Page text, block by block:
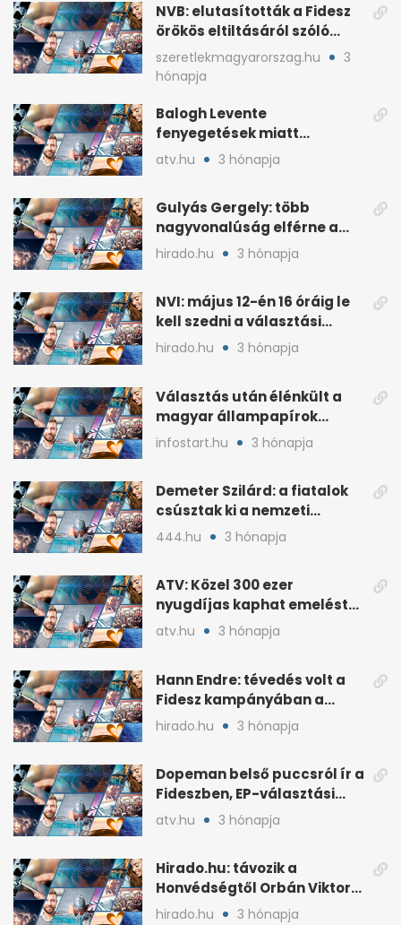
NVB: elutasították a Fidesz
örökös eltiltásáról szóló
népszavazást
szeretlekmagyarorszag.hu
3
hónapja
Balogh Levente
fenyegetések miatt
lemondta erdélyi előadás-
atv.hu 3 hónapja
Gulyás Gergely: több
nagyvonalúság elférne a
kétharmados győztesekben
hirado.hu 3 hónapja
NVI: május 12-én 16 óráig le
kell szedni a választási
plakátokat
hirado.hu 3 hónapja
Választás után élénkült a
magyar állampapírok
lakossági értékesítése
infostart.hu 3 hónapja
Demeter Szilárd: a fiatalok
csúsztak ki a nemzeti
kultúrából
444.hu 3 hónapja
ATV: Közel 300 ezer
nyugdíjas kaphat emelést
idén a Tisza terve szerint
atv.hu 3 hónapja
Hann Endre: tévedés volt a
Fidesz kampányában a
háborús veszély
hirado.hu 3 hónapja
Dopeman belső puccsról ír a
Fideszben, EP-választási
árral
atv.hu 3 hónapja
Hirado.hu: távozik a
Honvédségtől Orbán Viktor
fia, Orbán Gáspár
hirado.hu 3 hónapja